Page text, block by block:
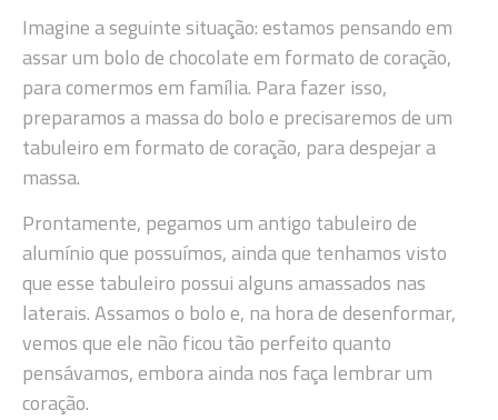
Imagine a seguinte situação: estamos pensando em
assar um bolo de chocolate em formato de coração,
para comermos em família. Para fazer isso,
preparamos a massa do bolo e precisaremos de um
tabuleiro em formato de coração, para despejar a
massa.
Prontamente, pegamos um antigo tabuleiro de
alumínio que possuímos, ainda que tenhamos visto
que esse tabuleiro possui alguns amassados nas
laterais. Assamos o bolo e, na hora de desenformar,
vemos que ele não ficou tão perfeito quanto
pensávamos, embora ainda nos faça lembrar um
coração.